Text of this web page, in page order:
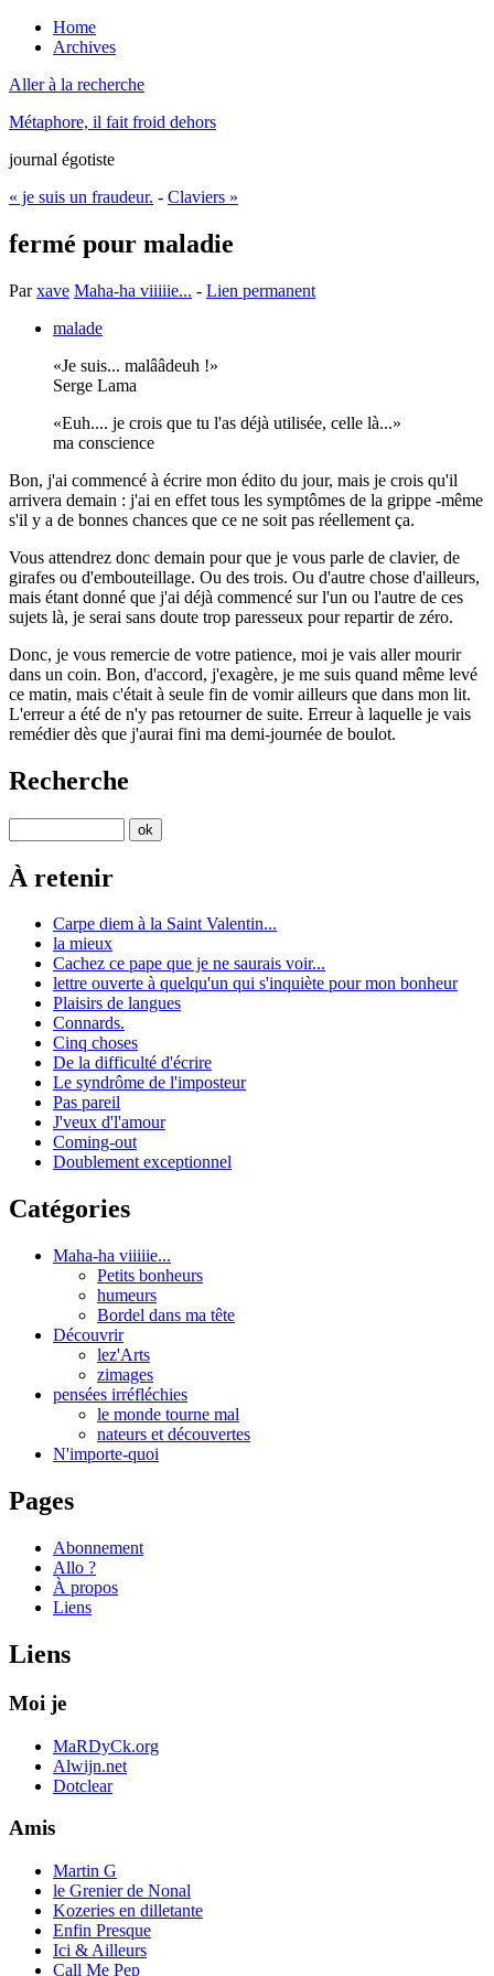
Home
Archives
Aller à la recherche
Métaphore, il fait froid dehors
journal égotiste
« je suis un fraudeur. - Claviers »
fermé pour maladie
Parxave Maha-ha viiiiie... - Lien permanent
malade
Je suis... malââdeuh !
Serge Lama
Euh.... je crois que tu l'as déjà utilisée, celle là...
ma conscience
Bon, j'ai commencé à écrire mon édito du jour, mais je crois qu'il
arrivera demain : j'ai en effet tous les symptômes de la grippe -même
s'il y a de bonnes chances que ce ne soit pas réellement ça.
Vous attendrez donc demain pour que je vous parle de clavier, de
girafes ou d'embouteillage. Ou des trois. Ou d'autre chose d'ailleurs,
mais étant donné que j'ai déjà commencé sur l'un ou l'autre de ces
sujets là, je serai sans doute trop paresseux pour repartir de zéro.
Donc, je vous remercie de votre patience, moi je vais aller mourir
dans un coin. Bon, d'accord, j'exagère, je me suis quand même levé
ce matin, mais c'était à seule fin de vomir ailleurs que dans mon lit.
L'erreur a été de n'y pas retourner de suite. Erreur à laquelle je vais
remédier dès que j'aurai fini ma demi-journée de boulot.
Recherche
À retenir
Carpe diem à la Saint Valentin...
la mieux
Cachez ce pape que je ne saurais voir...
lettre ouverte à quelqu'un qui s'inquiète pour mon bonheur
Plaisirs de langues
Connards.
Cinq choses
De la difficulté d'écrire
Le syndrôme de l'imposteur
Pas pareil
J'veux d'l'amour
Coming-out
Doublement exceptionnel
Catégories
Maha-ha viiiiie...
Petits bonheurs
humeurs
Bordel dans ma tête
Découvrir
lez'Arts
zimages
pensées irréfléchies
le monde tourne mal
nateurs et découvertes
N'importe-quoi
Pages
Abonnement
Allo ?
À propos
Liens
Liens
Moi je
MaRDyCk.org
Alwijn.net
Dotclear
Amis
Martin G
le Grenier de Nonal
Kozeries en dilletante
Enfin Presque
Ici & Ailleurs
Call Me Pep